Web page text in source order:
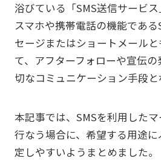
浴びている「SMS送信サービス
スマホや携帯電話の機能であ
セージまたはショートメール
て、アフターフォローや宣伝
切なコミュニケーション手段と
本記事では、SMSを利用した
行なう場合に、希望する用途
定しやすいようまとめました。